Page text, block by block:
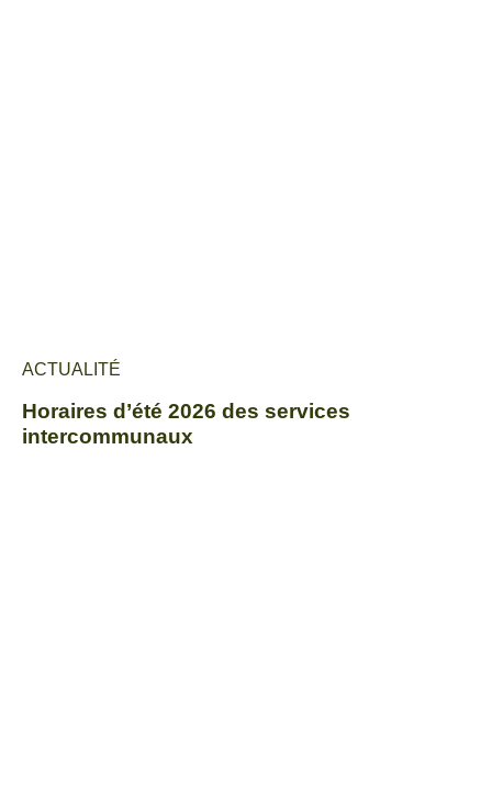
ACTUALITÉ
Horaires d’été 2026 des services
intercommunaux